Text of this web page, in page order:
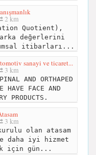
2 km
Quotient),
değerlerini
itibarları...
sanayi ve ticaret...
3 km
AND ORTHAPED
HAVE FACE AND
PRODUCTS.
3 km
olan atasam
daha iyi hizmet
için gün...